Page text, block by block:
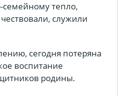
тепло,
служили
сегодня потеряна
воспитание
родины.